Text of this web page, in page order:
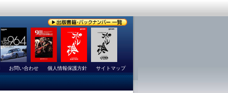
お問い合わせ 個人情報保護方針 サイトマップ